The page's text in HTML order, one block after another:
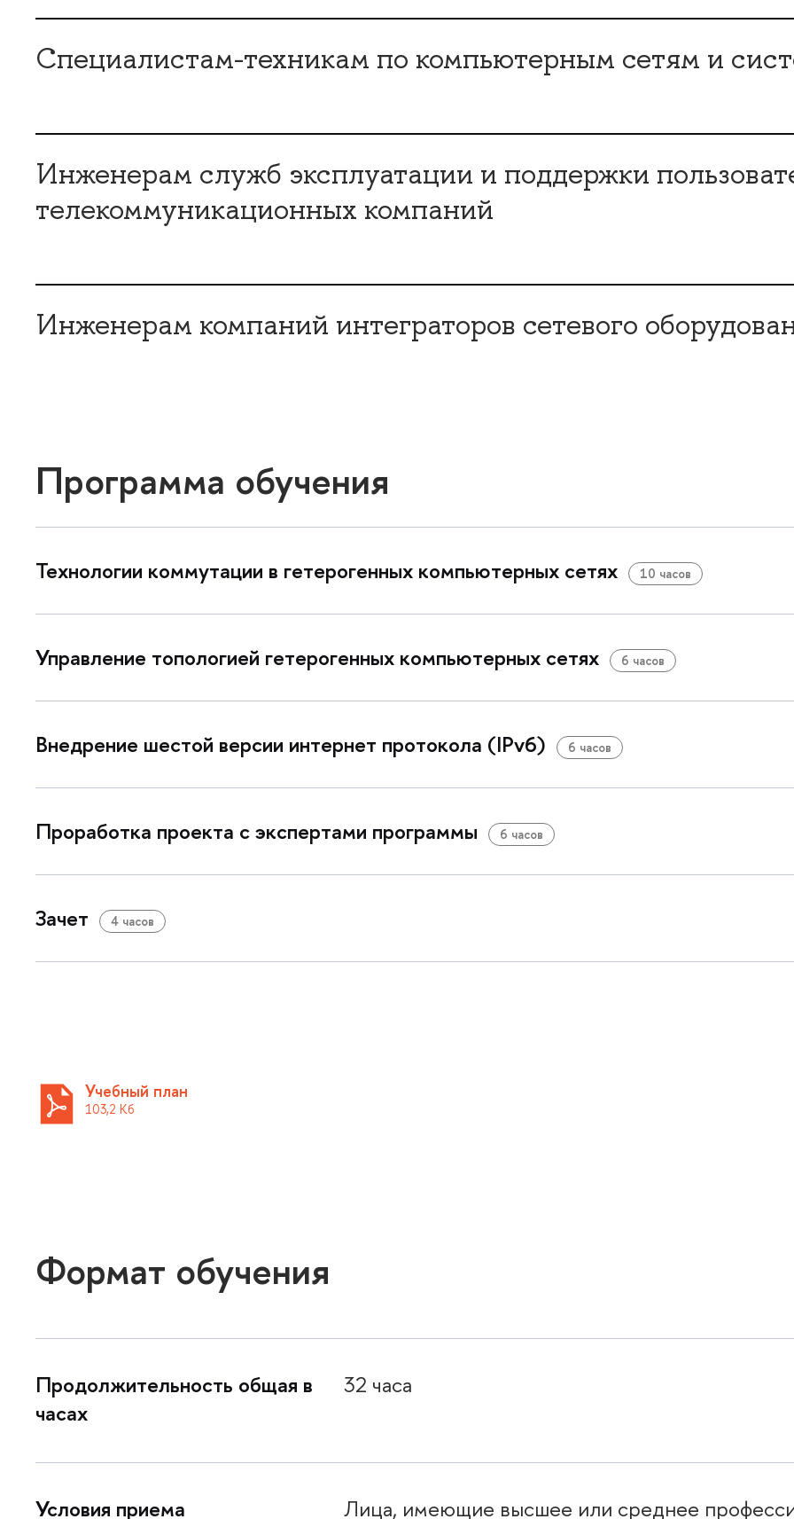
Специалистам-техникам по компьютерным сетям и
Инженерам служб эксплуатации и поддержки
телекоммуникационных компаний
Инженерам компаний интеграторов сетевого
Программа обучения
Технологии коммутации в гетерогенных компьютерных сетях 10 часо
Управление топологией гетерогенных компьютерных сетях 6 часо
недрение шестой версии интернет протокола (IPv6) 6 часо
Проработка проекта с экспертами программы 6 часо
Зачет 4 часо
Учебный план
103,2 К
Формат обучения
Продолжительность общая
часах
32 часа
Условия приема Лица, имеющие высшее или среднее